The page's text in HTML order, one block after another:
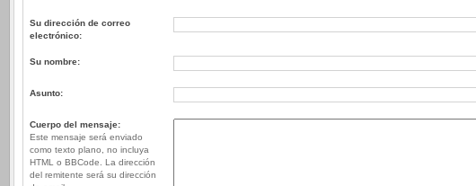
Su dirección de correo
electrónico:
Su nombre:
Asunto:
Cuerpo del mensaje:
Este mensaje será enviado
como texto plano, no incluya
HTML o BBCode. La dirección
del remitente será su dirección